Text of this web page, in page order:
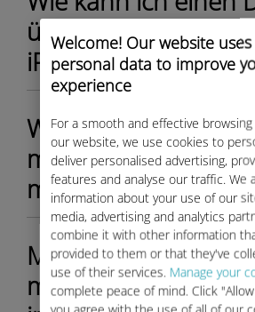
Welcome! Our website
personal data to improve
experience
For a smooth and effective
our website, we use cookies to
deliver personalised advertising,
features and analyse our traffic. We
information about your use of our
media, advertising and analytics
combine it with other information
provided to them or that they've
use of their services. Manage your
complete peace of mind. Click
über die Ubigi-App
iPhone oder iPad
Wie kann ich
mein Ubigi eSIM-
meinem iPhone
Mein Ubigi eSIM-
meinem iPhone/